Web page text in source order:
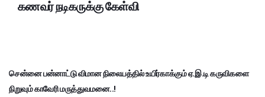
கணவர் நடிகருக்கு கேள்வி
சென்னை பன்னாட்டு விமான நிலையத்தில் உயிர்காக்கும் ஏ.இ.டி கருவிகளை
நிறுவும் காவேரி மருத்துவமனை..!